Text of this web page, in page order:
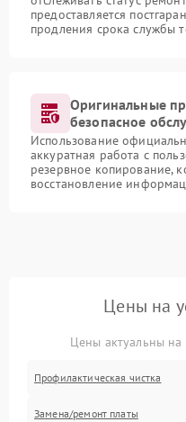
предоставляется
продления срока службы
Оригинальные
безопасное
Использование
аккуратная работа с
резервное копирование,
восстановление
Цены на
Цены актуальны
Профилактическая чистка
Замена/ремонт платы